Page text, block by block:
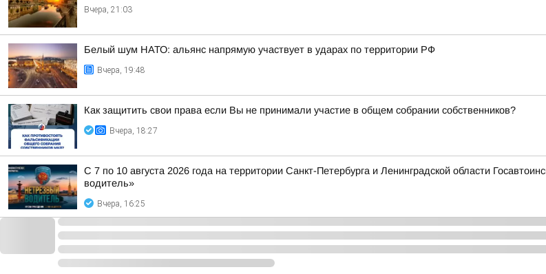
Вчера, 21:03
Белый шум НАТО: альянс напрямую участвует в ударах по территории РФ
Вчера, 19:48
Как защитить свои права если Вы не принимали участие в общем собрании собственников?
Вчера, 18:27
С 7 по 10 августа 2026 года на территории Санкт-Петербурга и Ленинградской области
водитель»
Вчера, 16:25